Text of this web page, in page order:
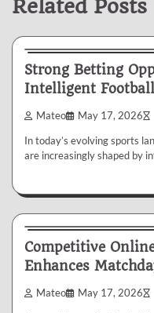
Related Posts
Strong Betting
Intelligent
Mateo May 17, 2026
In today’s evolving sports
are increasingly shaped by
Competitive
Enhances
Mateo May 17, 2026